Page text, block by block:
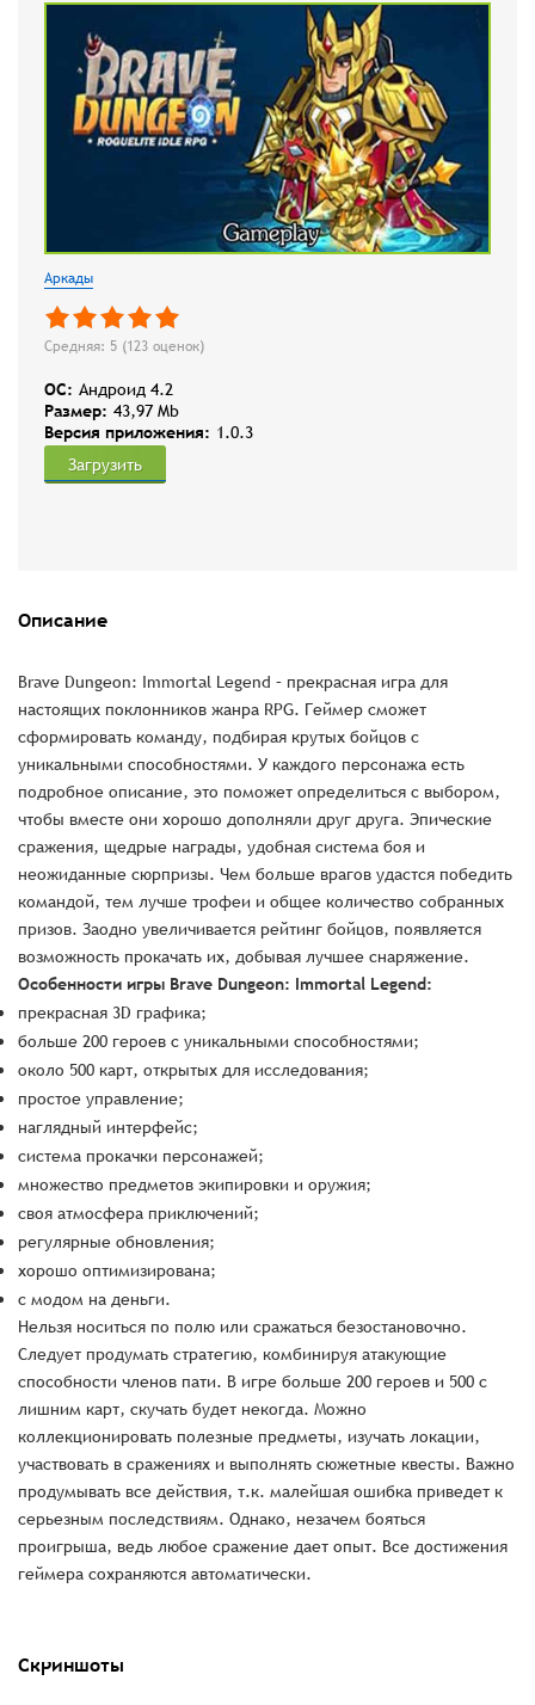
Аркады
Средняя: 5 (123 оценок)
OC: Андроид 4.2
Размер: 43,97 Mb
Версия приложения: 1.0.3
Загрузить
Описание
Brave Dungeon: Immortal Legend – прекрасная игра для
настоящих поклонников жанра RPG. Геймер сможет
сформировать команду, подбирая крутых бойцов с
уникальными способностями. У каждого персонажа есть
подробное описание, это поможет определиться с выбором,
чтобы вместе они хорошо дополняли друг друга. Эпические
сражения, щедрые награды, удобная система боя и
неожиданные сюрпризы. Чем больше врагов удастся победить
командой, тем лучше трофеи и общее количество собранных
призов. Заодно увеличивается рейтинг бойцов, появляется
возможность прокачать их, добывая лучшее снаряжение.
Особенности игры Brave Dungeon: Immortal Legend:
прекрасная 3D графика;
больше 200 героев с уникальными способностями;
около 500 карт, открытых для исследования;
простое управление;
наглядный интерфейс;
система прокачки персонажей;
множество предметов экипировки и оружия;
своя атмосфера приключений;
регулярные обновления;
хорошо оптимизирована;
с модом на деньги.
Нельзя носиться по полю или сражаться безостановочно.
Следует продумать стратегию, комбинируя атакующие
способности членов пати. В игре больше 200 героев и 500 с
лишним карт, скучать будет некогда. Можно
коллекционировать полезные предметы, изучать локации,
участвовать в сражениях и выполнять сюжетные квесты. Важно
продумывать все действия, т.к. малейшая ошибка приведет к
серьезным последствиям. Однако, незачем бояться
проигрыша, ведь любое сражение дает опыт. Все достижения
геймера сохраняются автоматически.
Скриншоты